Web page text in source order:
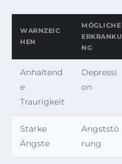
WARNZEIC
HEN
MÖGLICHE
ERKRANKU
NG
Anhaltend
e
Traurigkeit
Depressi
on
Starke
Ängste
Angststö
rung